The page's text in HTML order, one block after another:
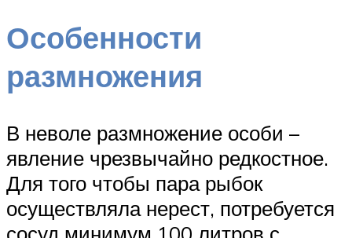
Особенности
размножения
В неволе размножение особи –
явление чрезвычайно редкостное.
Для того чтобы пара рыбок
осуществляла нерест, потребуется